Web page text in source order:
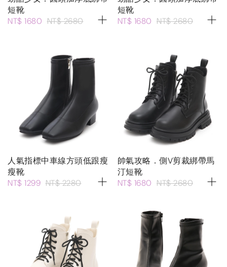
短靴
NT$ 1680 NT$ 2680
短靴
NT$ 1680 NT$ 2680
人氣指標中車線方頭低跟瘦
瘦靴
NT$ 1299 NT$ 2280
帥氣攻略．側V剪裁綁帶馬
汀短靴
NT$ 1680 NT$ 2680